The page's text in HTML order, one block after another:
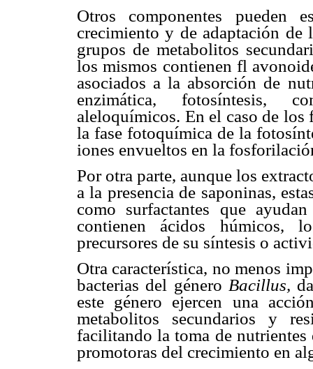
Otros componentes pueden
crecimiento y de adaptación de
grupos de metabolitos
los mismos contienen fl
asociados a la absorción de
enzimática, fotosíntesis,
aleloquímicos. En el caso de los
la fase fotoquímica de la
iones envueltos en la
Por otra parte, aunque los
a la presencia de saponinas,
como surfactantes que
contienen ácidos húmicos,
precursores de su síntesis o
Otra característica, no menos
bacterias del género Bacillus,
este género ejercen una
metabolitos secundarios y
facilitando la toma de
promotoras del crecimiento en